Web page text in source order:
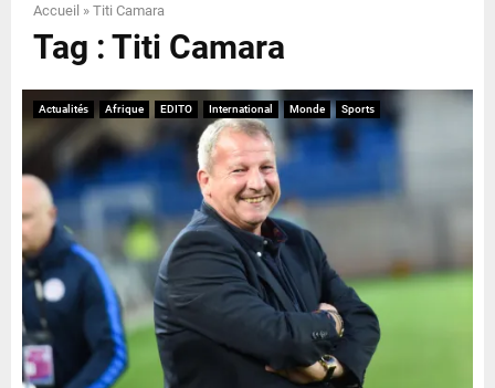
N
U
Accueil » Titi Camara
Tag : Titi Camara
Actualités Afrique EDITO International Monde Sports